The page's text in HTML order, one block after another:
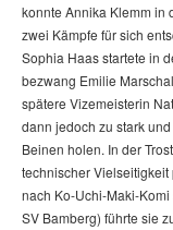
konnte Annika Klemm in
zwei Kämpfe für sich
Sophia Haas startete in
bezwang Emilie
spätere Vizemeisterin
dann jedoch zu stark
Beinen holen. In der
technischer
nach Ko-Uchi-Maki-
SV Bamberg) führte sie